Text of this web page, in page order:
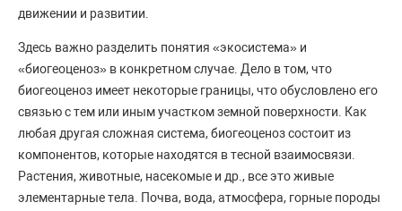
движении и развитии.
Здесь важно разделить понятия «экосистема» и
«биогеоценоз» в конкретном случае. Дело в том, что
биогеоценоз имеет некоторые границы, что обусловлено его
связью с тем или иным участком земной поверхности. Как
любая другая сложная система, биогеоценоз состоит из
компонентов, которые находятся в тесной взаимосвязи.
Растения, животные, насекомые и др., все это живые
элементарные тела. Почва, вода, атмосфера, горные породы